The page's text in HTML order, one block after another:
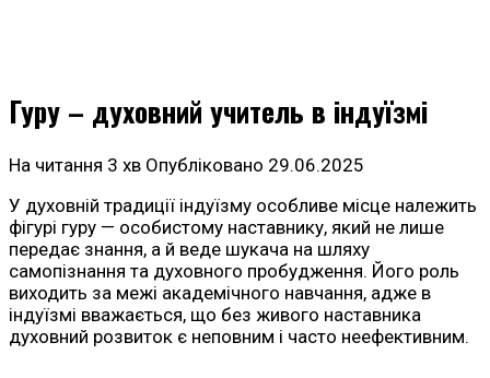
Гуру – духовний учитель в індуїзмі
На читання 3 хв Опубліковано 29.06.2025
У духовній традиції індуїзму особливе місце належить
фігурі гуру — особистому наставнику, який не лише
передає знання, а й веде шукача на шляху
самопізнання та духовного пробудження. Його роль
виходить за межі академічного навчання, адже в
індуїзмі вважається, що без живого наставника
духовний розвиток є неповним і часто неефективним.